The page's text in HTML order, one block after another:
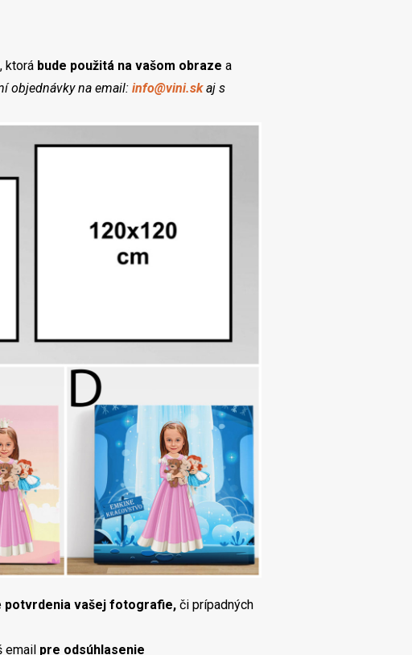
ktorá bude použitá na vašom obraze a
objednávky na email: info@vini.skaj s
potvrdenia vašej fotografie,či prípadných
email pre odsúhlasenie